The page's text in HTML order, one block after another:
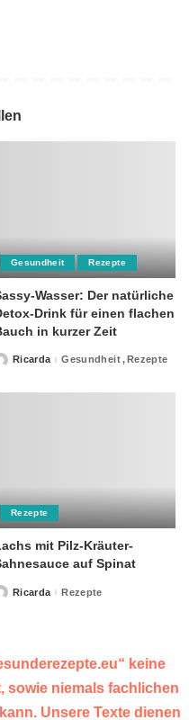
Gesundheit Rezepte
Wasser: Der natürliche
Drink für einen flachen
in kurzer Zeit
Ricarda Gesundheit Rezepte
Rezepte
mit Pilz-Kräuter-
auf Spinat
Ricarda Rezepte
keine
sowie niemals fachlichen
Unsere Texte dienen